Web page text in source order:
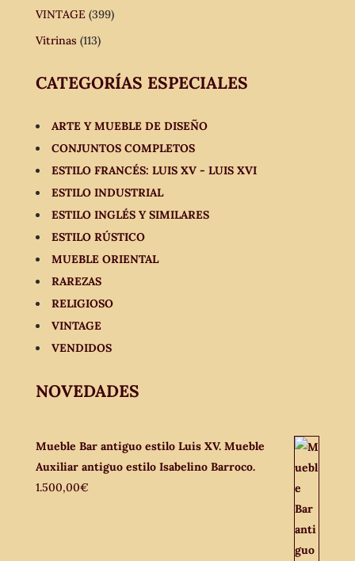
VINTAGE (399)
Vitrinas (113)
CATEGORÍAS ESPECIALES
ARTE Y MUEBLE DE DISEÑO
CONJUNTOS COMPLETOS
ESTILO FRANCÉS: LUIS XV - LUIS XVI
ESTILO INDUSTRIAL
ESTILO INGLÉS Y SIMILARES
ESTILO RÚSTICO
MUEBLE ORIENTAL
RAREZAS
RELIGIOSO
VINTAGE
VENDIDOS
NOVEDADES
Mueble Bar antiguo estilo Luis XV. Mueble
Auxiliar antiguo estilo Isabelino Barroco.
1.500,00€